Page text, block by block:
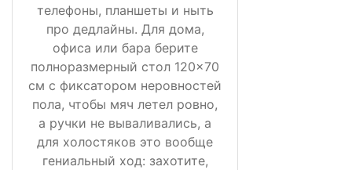
телефоны, планшеты и ныть
про дедлайны. Для дома,
офиса или бара берите
полноразмерный стол 120×70
см с фиксатором неровностей
пола, чтобы мяч летел ровно,
а ручки не вываливались, а
для холостяков это вообще
гениальный ход: захотите,